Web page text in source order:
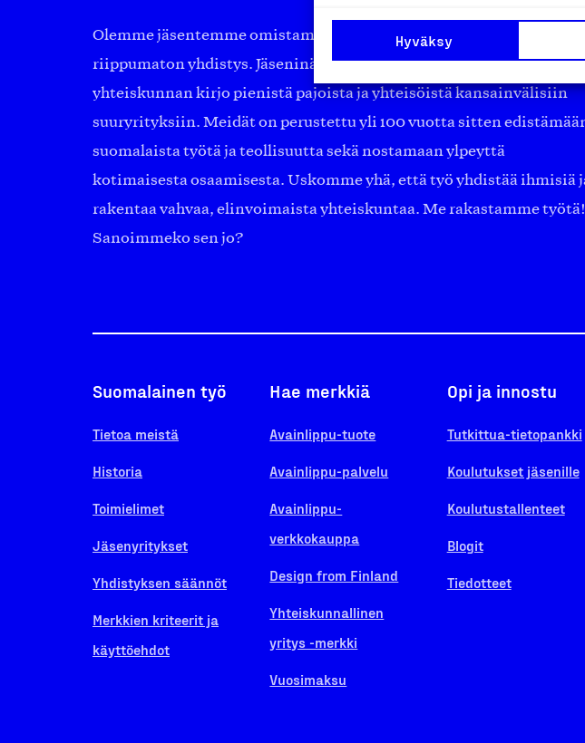
Hyväksy
Olemme jäsentemme omistama puolueeton,
riippumaton yhdistys. Jäseninämme on koko suomalaisen
yhteiskunnan kirjo pienistä pajoista ja yhteisöistä kansainvälisiin
suuryrityksiin. Meidät on perustettu yli 100 vuotta sitten
suomalaista työtä ja teollisuutta sekä nostamaan ylpeyttä
kotimaisesta osaamisesta. Uskomme yhä, että työ yhdistää ihmisiä
rakentaa vahvaa, elinvoimaista yhteiskuntaa. Me rakastamme työtä!
Sanoimmeko sen jo?
Suomalainen työ
Tietoa meistä
Historia
Toimielimet
Jäsenyritykset
Yhdistyksen säännöt
Merkkien kriteerit ja
käyttöehdot
Hae merkkiä
Avainlippu-tuote
Avainlippu-palvelu
Avainlippu-
verkkokauppa
Design from Finland
Yhteiskunnallinen
yritys -merkki
Vuosimaksu
Opi ja innostu
Tutkittua-tietopankki
Koulutukset jäsenille
Koulutustallenteet
Blogit
Tiedotteet